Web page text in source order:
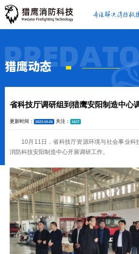
猎鹰动态
省科技厅调研组到猎鹰安阳制造中心
更新时间： 2023-10-26 关注： 1627
10月11日，省科技厅资源环境与社会事业科
消防科技安阳制造中心开展调研工作。